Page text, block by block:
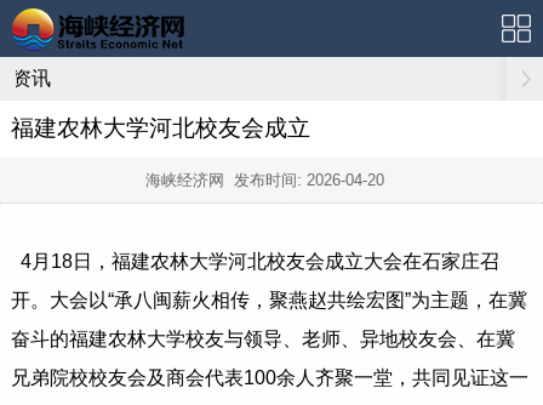
资讯
福建农林大学河北校友会成立
海峡经济网 发布时间: 2026-04-20
4月18日，福建农林大学河北校友会成立大会在石家庄召
开。大会以“承八闽薪火相传，聚燕赵共绘宏图”为主题，在冀
奋斗的福建农林大学校友与领导、老师、异地校友会、在冀
兄弟院校校友会及商会代表100余人齐聚一堂，共同见证这一